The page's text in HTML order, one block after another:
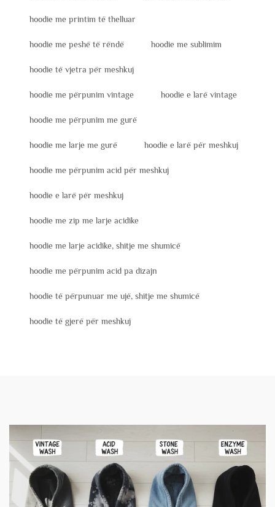
hoodie me printim të thelluar
hoodie me peshë të rëndë hoodie me sublimim
hoodie të vjetra për meshkuj
hoodie me përpunim vintage hoodie e larë vintage
hoodie me përpunim me gurë
hoodie me larje me gurë hoodie e larë për meshkuj
hoodie me përpunim acid për meshkuj
hoodie e larë për meshkuj
hoodie me zip me larje acidike
hoodie me larje acidike, shitje me shumicë
hoodie me përpunim acid pa dizajn
hoodie të përpunuar me ujë, shitje me shumicë
hoodie të gjerë për meshkuj